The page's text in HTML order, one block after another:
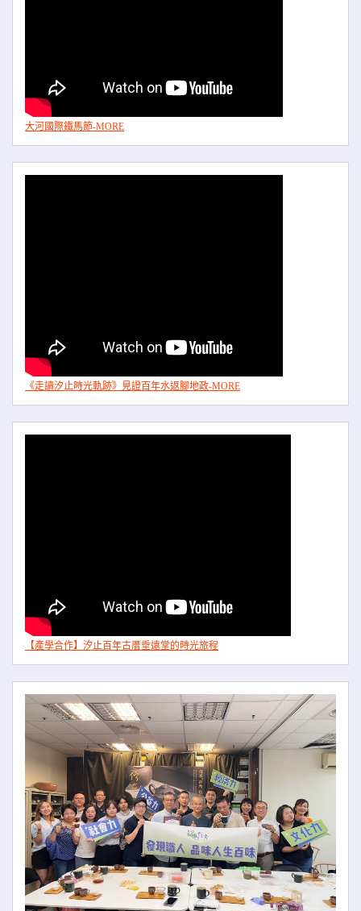
大河國際鐵馬節-MORE
《走讀汐止時光軌跡》見證百年水返腳地政-MORE
【產學合作】汐止百年古厝垂遠堂的時光旅程